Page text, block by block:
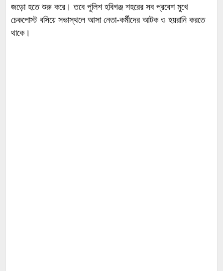
জড়ো হতে শুরু করে। তবে পুলিশ হবিগঞ্জ শহরের সব প্রবেশ মুখে
চেকপোস্ট বসিয়ে সভাস্থলে আসা নেতা-কর্মীদের আটক ও হয়রানি করতে
থাকে।